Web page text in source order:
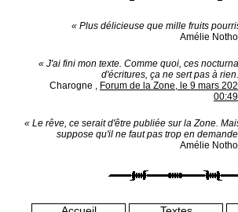
« Plus délicieuse que mille fruits
Amélie
« J'ai fini mon texte. Comme quoi, ces
d'écritures, ça ne sert pas à
Charogne , Forum de la Zone, le 9 mars
« Le rêve, ce serait d'être publiée sur la Zone.
suppose qu'il ne faut pas trop en
Amélie